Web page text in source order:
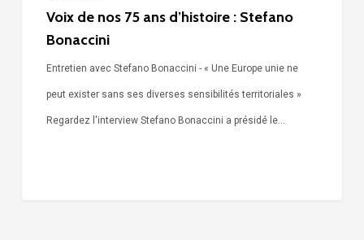
Voix de nos 75 ans d’histoire : Stefano
Bonaccini
Entretien avec Stefano Bonaccini - « Une Europe unie ne
peut exister sans ses diverses sensibilités territoriales »
Regardez l'interview Stefano Bonaccini a présidé le…